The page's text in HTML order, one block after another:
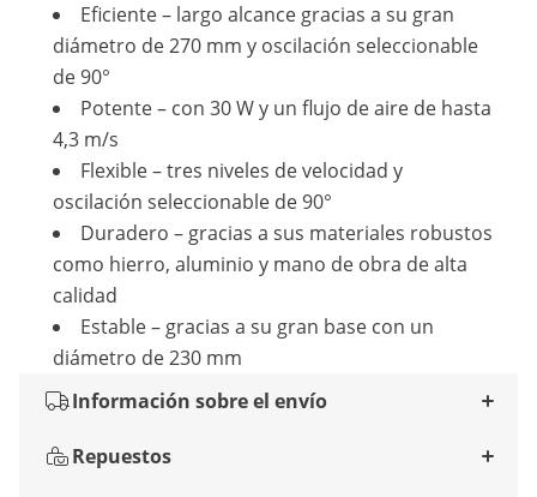
Eficiente – largo alcance gracias a su gran
diámetro de 270 mm y oscilación seleccionable
de 90°
Potente – con 30 W y un flujo de aire de hasta
4,3 m/s
Flexible – tres niveles de velocidad y
oscilación seleccionable de 90°
Duradero – gracias a sus materiales robustos
como hierro, aluminio y mano de obra de alta
calidad
Estable – gracias a su gran base con un
diámetro de 230 mm
Información sobre el envío
Repuestos